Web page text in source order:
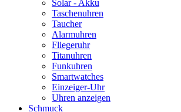
Solar - Akku
Taschenuhren
Taucher
Alarmuhren
Fliegeruhr
Titanuhren
Funkuhren
Smartwatches
Einzeiger-Uhr
Uhren anzeigen
Schmuck